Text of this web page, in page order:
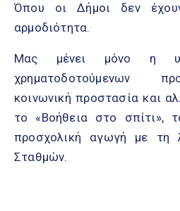
Όπου οι Δήμοι δεν
αρμοδιότητα.
Μας μένει μόνο η
χρηματοδοτούμενων
κοινωνική προστασία και
το «Βοήθεια στο
προσχολική αγωγή με τη
Σταθμών.